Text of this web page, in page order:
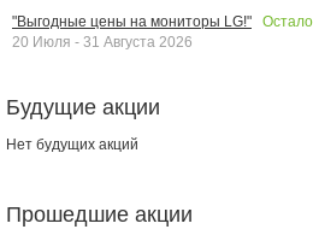
"Выгодные цены на мониторы LG!"
20 Июля - 31 Августа 2026
Будущие акции
Нет будущих акций
Прошедшие акции